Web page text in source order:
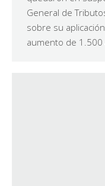
General de
sobre su
aumento de 1.500